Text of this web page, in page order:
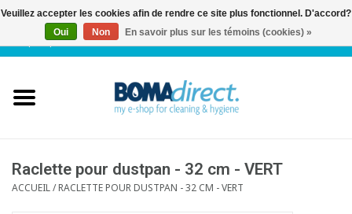
FR| 0 Articles
Service client
Raclette pour dustpan - 32 cm - VERT
ACCUEIL/RACLETTE POUR DUSTPAN - 32 CM - VERT
Veuillez accepter les cookies afin de rendre ce site plus fonctionnel. D'accord?
Oui
Non En savoir plus sur les témoins (cookies) »